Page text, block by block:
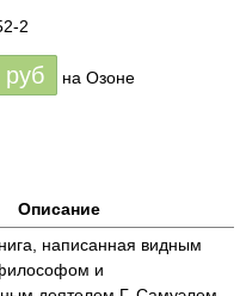
2
руб на Озоне
Описание
написанная видным
и